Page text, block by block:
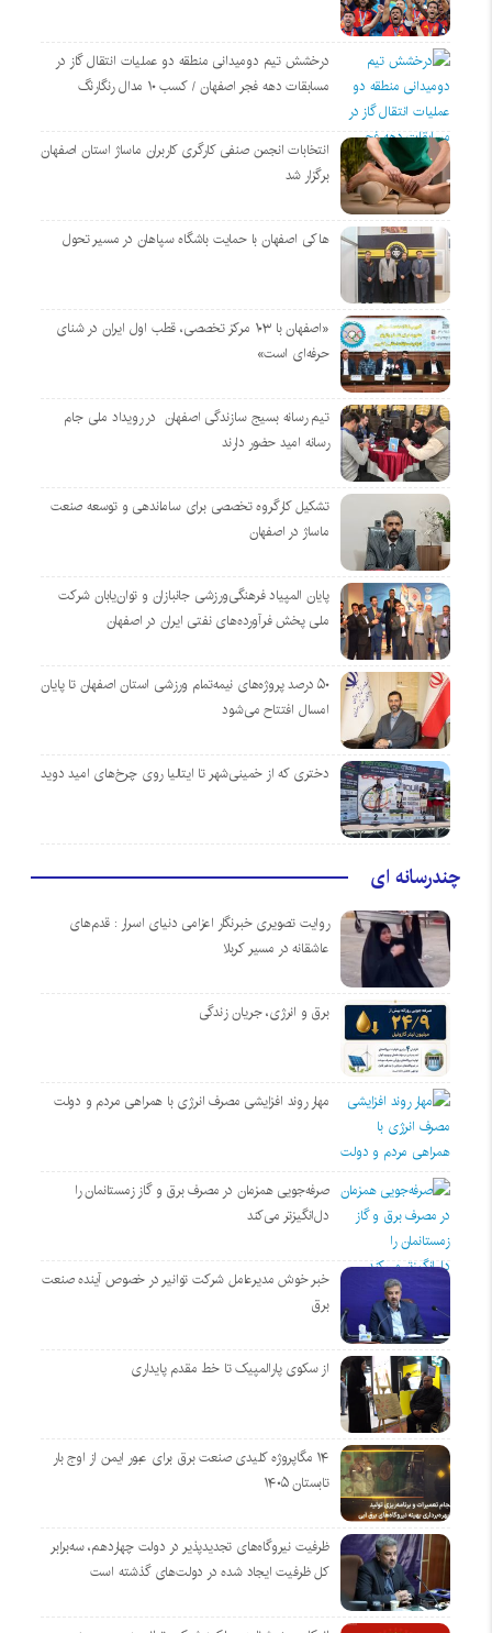
درخشش تیم دومیدانی منطقه دو عملیات انتقال گاز در
مسابقات دهه فجر اصفهان / کسب ۱۰ مدال رنگارنگ
انتخابات انجمن صنفی کارگری کاربران ماساژ استان اصفهان
برگزار شد
هاکی اصفهان با حمایت باشگاه سپاهان در مسیر تحول
«اصفهان با ۱۰۳ مرکز تخصصی، قطب اول ایران در شنای
حرفه‌ای است»
تیم رسانه بسیج سازندگی اصفهان در رویداد ملی جام
رسانه امید حضور دارند
تشکیل کارگروه تخصصی برای ساماندهی و توسعه صنعت
ماساژ در اصفهان
پایان المپیاد فرهنگی‌ورزشی جانبازان و توان‌یابان شرکت
ملی پخش فرآورده‌های نفتی ایران در اصفهان
۵۰ درصد پروژه‌های نیمه‌تمام ورزشی استان اصفهان تا پایان
امسال افتتاح می‌شود
دختری که از خمینی‌شهر تا ایتالیا روی چرخ‌های امید دوید
چندرسانه ای
روایت تصویری خبرنگار اعزامی دنیای اسرار : قدم‌های
عاشقانه در مسیر کربلا
برق و انرژی، جریان زندگی
مهار روند افزایشی مصرف انرژی با همراهی مردم و دولت
صرفه‌جویی همزمان در مصرف برق و گاز زمستانمان را
دل‌انگیزتر می‌کند
خبر خوش مدیرعامل شرکت توانیر در خصوص آینده صنعت
برق
از سکوی پارالمپیک تا خط مقدم پایداری
۱۴ مگاپروژه‌ کلیدی صنعت برق برای عبور ایمن از اوج بار
تابستان ۱۴۰۵
ظرفیت نیروگاه‌های تجدیدپذیر در دولت چهاردهم، سه‌برابر
کل ظرفیت ایجاد شده در دولت‌های گذشته است